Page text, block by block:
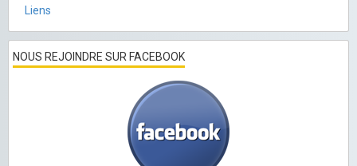
Liens
NOUS REJOINDRE SUR FACEBOOK